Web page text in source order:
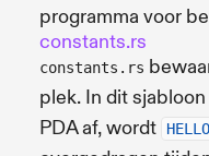
programma voor
constants.rs
constants.rs
plek. In dit
PDA af, wordt